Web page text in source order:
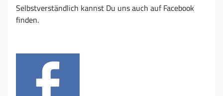
Selbstverständlich kannst Du uns auch auf Facebook
finden.